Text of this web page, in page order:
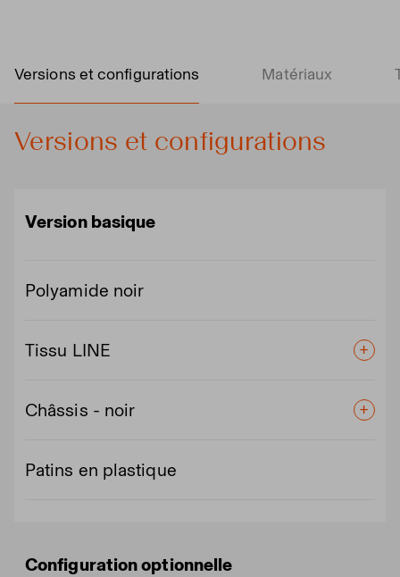
Versions et configurations Matériaux
Versions et configurations
Version basique
Polyamide noir
Tissu LINE
Châssis - noir
Patins en plastique
Configuration optionnelle